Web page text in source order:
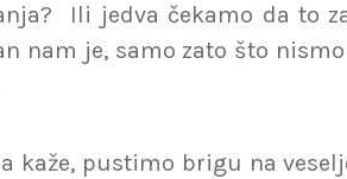
Ili jedva čekamo da to
nam je, samo zato što
kaže, pustimo brigu na